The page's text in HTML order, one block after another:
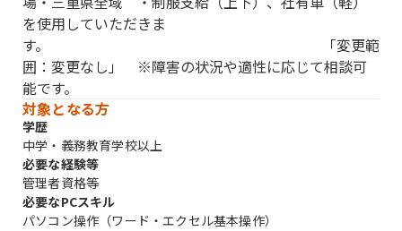
を使用していただきま
す。 「変更範
囲：変更なし」 ※障害の状況や適性に応じて相談可
能です。
対象となる方
学歴
中学・義務教育学校以上
必要な経験等
管理者資格等
必要なPCスキル
パソコン操作（ワード・エクセル基本操作）